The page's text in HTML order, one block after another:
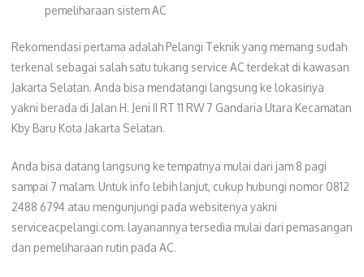
pemeliharaan sistem AC
Rekomendasi pertama adalah Pelangi Teknik yang memang sudah
terkenal sebagai salah satu tukang service AC terdekat di kawasan
Jakarta Selatan. Anda bisa mendatangi langsung ke lokasinya
yakni berada di Jalan H. Jeni II RT 11 RW 7 Gandaria Utara Kecamatan
Kby Baru Kota Jakarta Selatan.
Anda bisa datang langsung ke tempatnya mulai dari jam 8 pagi
sampai 7 malam. Untuk info lebih lanjut, cukup hubungi nomor 0812
2488 6794 atau mengunjungi pada websitenya yakni
serviceacpelangi.com. layanannya tersedia mulai dari pemasangan
dan pemeliharaan rutin pada AC.